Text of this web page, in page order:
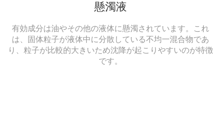
懸濁液
有効成分は油やその他の液体に懸濁されています。これ
は、固体粒子が液体中に分散している不均一混合物であ
り、粒子が比較的大きいため沈降が起こりやすいのが特徴
です。